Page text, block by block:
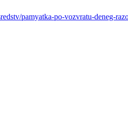
pamyatka-po-vozvratu-deneg-